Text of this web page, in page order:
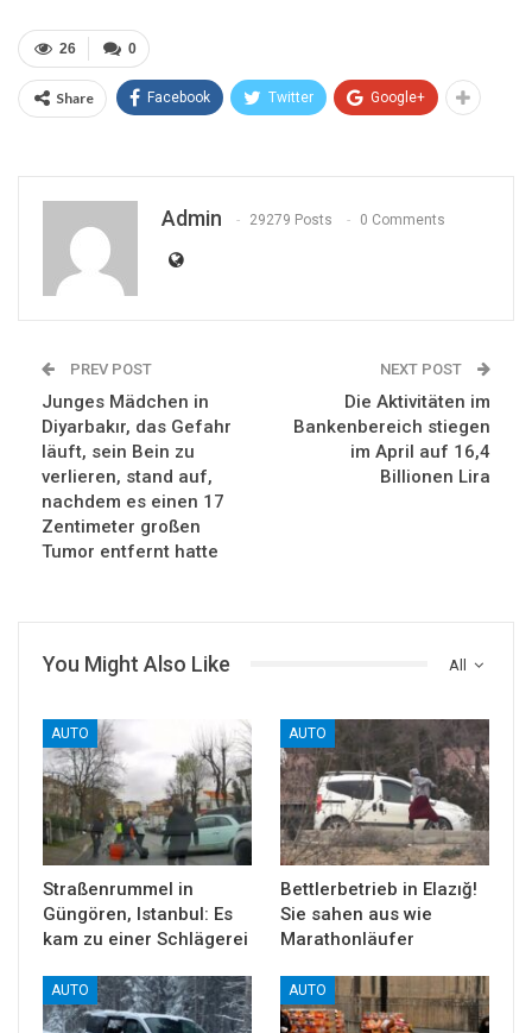
0
26
Share Facebook Twitter Google+
Admin 29279 Posts 0 Comments
PREV POST
Junges Mädchen in
Diyarbakır, das Gefahr
läuft, sein Bein zu
verlieren, stand auf,
nachdem es einen 17
Zentimeter großen
Tumor entfernt hatte
NEXT POST
Die Aktivitäten im
Bankenbereich stiegen
im April auf 16,4
Billionen Lira
All
You Might Also Like
AUTO
Straßenrummel in
Güngören, Istanbul: Es
kam zu einer Schlägerei
AUTO
Bettlerbetrieb in Elazığ!
Sie sahen aus wie
Marathonläufer
AUTO AUTO